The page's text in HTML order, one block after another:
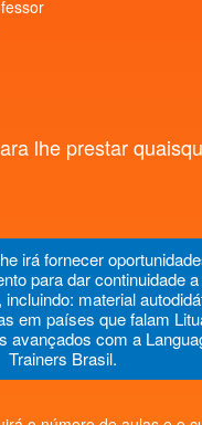
lhe prestar
irá fornecer
para dar continuidade
material
em países que falam
avançados com a
Trainers Brasil.